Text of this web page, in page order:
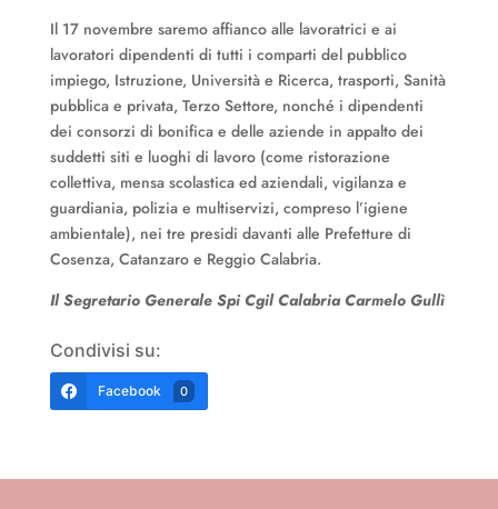
Il 17 novembre saremo affianco alle lavoratrici e ai
lavoratori dipendenti di tutti i comparti del pubblico
impiego, Istruzione, Università e Ricerca, trasporti, Sanità
pubblica e privata, Terzo Settore, nonché i dipendenti
dei consorzi di bonifica e delle aziende in appalto dei
suddetti siti e luoghi di lavoro (come ristorazione
collettiva, mensa scolastica ed aziendali, vigilanza e
guardiania, polizia e multiservizi, compreso l’igiene
ambientale), nei tre presidi davanti alle Prefetture di
Cosenza, Catanzaro e Reggio Calabria.
Il Segretario Generale Spi Cgil Calabria Carmelo Gullì
Condivisi su:
Facebook 0